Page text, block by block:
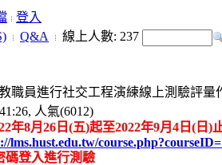
登入
Q&A 線上人數: 237
職員進行社交工程演練線上測驗評量
人氣(6012)
年8月26日(五)起至2022年9月4日(日)
lms.hust.edu.tw/
碼登入進行測驗